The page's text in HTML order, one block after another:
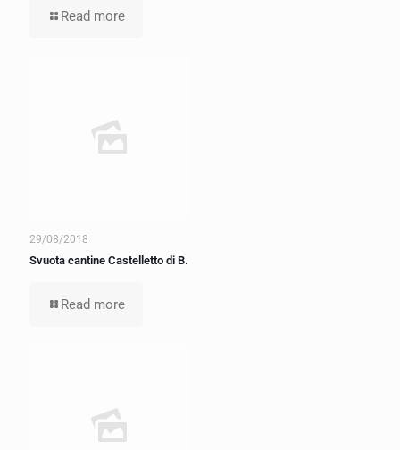
Read more
29/08/2018
Svuota cantine Castelletto di B.
Read more